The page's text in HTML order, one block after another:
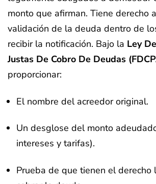
monto que afirman. Tiene derecho
validación de la deuda dentro de
recibir la notificación. Bajo la Ley
Justas De Cobro De Deudas
proporcionar:
El nombre del acreedor original.
Un desglose del monto
intereses y tarifas).
Prueba de que tienen el derecho